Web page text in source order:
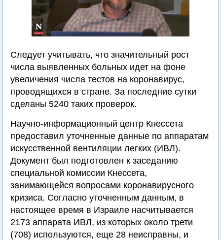
Следует учитывать, что значительный рост
числа выявленных больных идет на фоне
увеличения числа тестов на коронавирус,
проводящихся в стране. За последние сутки
сделаны 5240 таких проверок.
Научно-информационный центр Кнессета
предоставил уточненные данные по аппаратам
искусственной вентиляции легких (ИВЛ).
Документ был подготовлен к заседанию
специальной комиссии Кнессета,
занимающейся вопросами коронавирусного
кризиса. Согласно уточненным данным, в
настоящее время в Израиле насчитывается
2173 аппарата ИВЛ, из которых около трети
(708) используются, еще 28 неисправны, и